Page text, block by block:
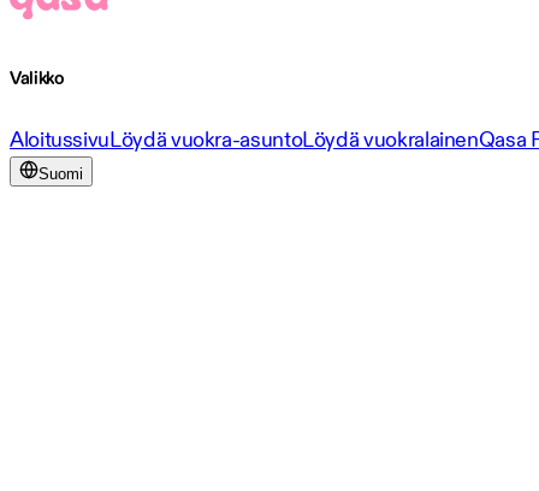
Valikko
AloitussivuLöydä vuokra-asuntoLöydä vuokralainenQasa
Suomi